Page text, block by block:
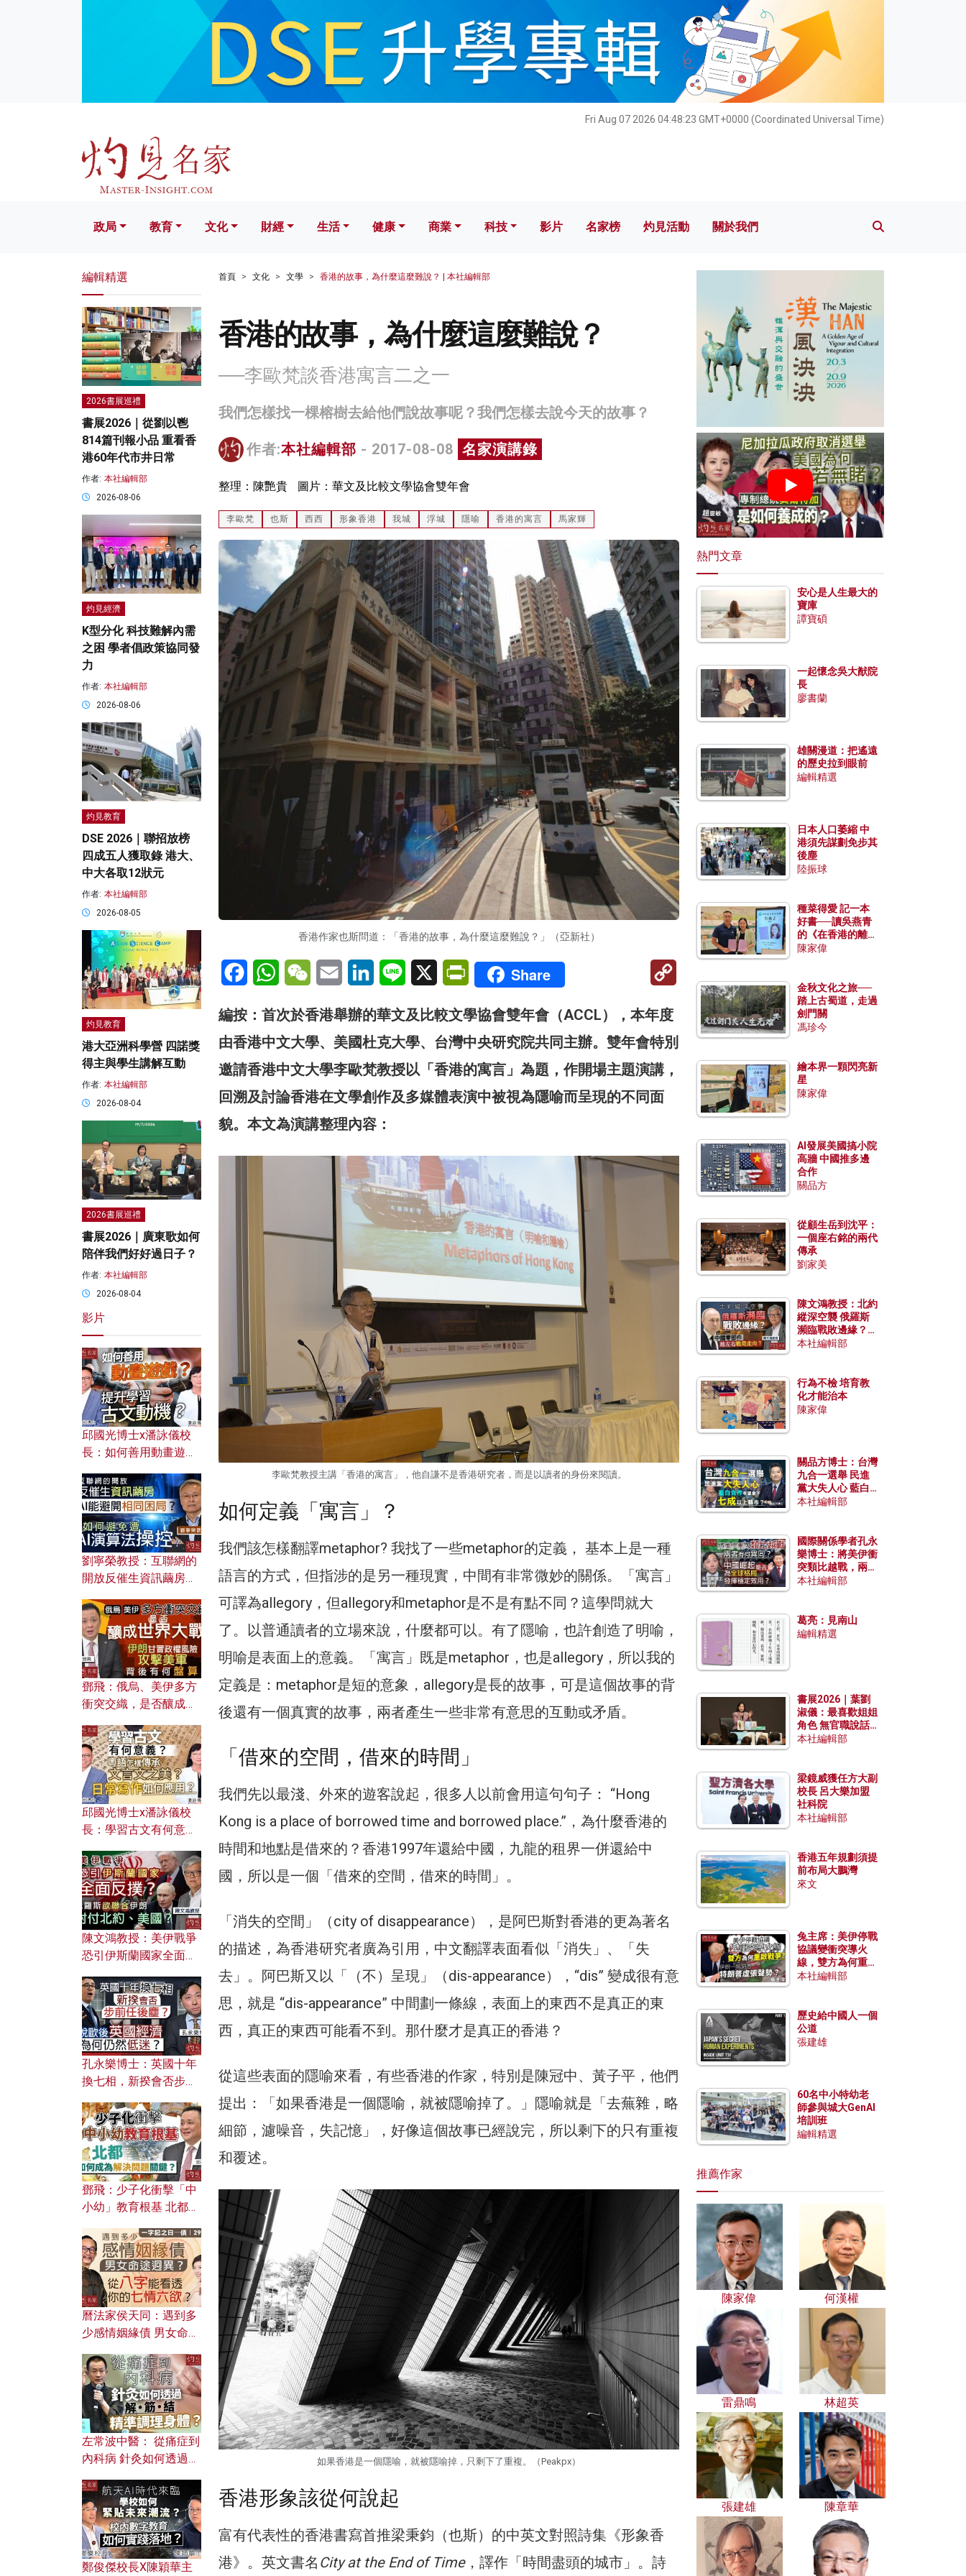
Fri Aug 07 2026 04:48:25 GMT+0000 (Coordinated Universal Time)
文化 財經 生活 健康 科技 影片 名家榜 灼見活動 關於我們
政局 教育 文化 財經 生活 健康 商業 科技 影片 名家榜 灼見活動 關於我們
首頁 文化 文學 香港的故事，為什麼這麼難說？ | 本社編輯部
香港的故事，為什麼這麼難說？
──李歐梵談香港寓言二之一
我們怎樣找一棵榕樹去給他們說故事呢？我們怎樣去說今天的故事？
作者:本社編輯部 - 2017-08-08 名家演講錄
整理：陳艷貴 圖片：華文及比較文學協會雙年會
李歐梵 也斯 西西 形象香港 我城 浮城 隱喻 香港的寓言 馬家輝
香港作家也斯問道：「香港的故事，為什麼這麼難說？」（亞新社）
FacebookWhatsAppWeChatEmail LinkedInLine X PrintFriendly
Share
編按：首次於香港舉辦的華文及比較文學協會雙年會（ACCL），本年度
由香港中文大學、美國杜克大學、台灣中央研究院共同主辦。雙年會特別
邀請香港中文大學李歐梵教授以「香港的寓言」為題，作開場主題演講，
回溯及討論香港在文學創作及多媒體表演中被視為隱喻而呈現的不同面
貌。本文為演講整理內容：
李歐梵教授主講「香港的寓言」，他自謙不是香港研究者，而是以讀者的身份來閱讀。
如何定義「寓言」？
我們該怎樣翻譯metaphor? 我找了一些metaphor的定義， 基本上是一種
語言的方式，但指涉的是另一種現實，中間有非常微妙的關係。「寓言」
可譯為allegory，但allegory和metaphor是不是有點不同？這學問就大
了。以普通讀者的立場來說，什麼都可以。有了隱喻，也許創造了明喻，
明喻是表面上的意義。「寓言」既是metaphor，也是allegory，所以我的
定義是：metaphor是短的意象，allegory是長的故事，可是這個故事的背
後還有一個真實的故事，兩者產生一些非常有意思的互動或矛盾。
「借來的空間，借來的時間」
我們先以最淺、外來的遊客說起，很多人以前會用這句句子： “Hong
Kong is a place of borrowed time and borrowed place.”，為什麼香港的
時間和地點是借來的？香港1997年還給中國，九龍的租界一併還給中
國，所以是一個「借來的空間，借來的時間」。
「消失的空間」（city of disappearance），是阿巴斯對香港的更為著名
的描述，為香港研究者廣為引用，中文翻譯表面看似「消失」、「失
去」。阿巴斯又以「（不）呈現」（dis-appearance），“dis” 變成很有意
思，就是 “dis-appearance” 中間劃一條線，表面上的東西不是真正的東
西，真正的東西可能看不到。那什麼才是真正的香港？
從這些表面的隱喻來看，有些香港的作家，特別是陳冠中、黃子平，他們
提出：「如果香港是一個隱喻，就被隱喻掉了。」隱喻就是「去蕪雜，略
細節，濾噪音，失記憶」，好像這個故事已經說完，所以剩下的只有重複
和覆述。
如果香港是一個隱喻，就被隱喻掉，只剩下了重複。（Peakpx）
香港形象該從何說起
富有代表性的香港書寫首推梁秉鈞（也斯）的中英文對照詩集《形象香
港》。英文書名 City at the End of Time，譯作「時間盡頭的城市」。詩
編輯精選
2026書展巡禮
書展2026｜從劉以鬯
814篇刊報小品 重看香
港60年代市井日常
作者: 本社編輯部
2026-08-06
灼見經濟
K型分化 科技難解內需
之困 學者倡政策協同發
力
作者: 本社編輯部
2026-08-06
灼見教育
DSE 2026｜聯招放榜
四成五人獲取錄 港大、
中大各取12狀元
作者: 本社編輯部
2026-08-05
灼見教育
港大亞洲科學營 四諾獎
得主與學生講解互動
作者: 本社編輯部
2026-08-04
2026書展巡禮
書展2026｜廣東歌如何
陪伴我們好好過日子？
作者: 本社編輯部
2026-08-04
影片
邱國光博士x潘詠儀校
長：如何善用動畫遊戲
劉寧榮教授：互聯網的
開放反催生資訊繭房，
何避免遭AI演算法操
控？
鄧飛：俄烏、美伊多方
衝突交織，是否釀成世
風險攻擊美軍，背後有
何盤算？
邱國光博士x潘詠儀校
長：學習古文有何意
文之美？ 日常寫作如何
應用？
陳文鴻教授：美伊戰爭
恐引伊斯蘭國家全面反
對付北約美國？
孔永樂博士：英國十年
換七相，新揆會否步前
濟為何仍然低迷？
鄧飛：少子化衝擊「中
小幼」教育根基 北都如
曆法家侯天同：遇到多
少感情姻緣債 男女命途
的七情六欲？
左常波中醫： 從痛症到
內科病 針灸如何透過解
鄭俊傑校長X陳穎華主
熱門文章
安心是人生最大的
寶庫
譚寶碩
一起懷念吳大猷院
長
廖書蘭
雄關漫道：把遙遠
的歷史拉到眼前
編輯精選
日本人口萎縮 中
港須先謀劃免步其
後塵
陸振球
種菜得愛 記一本
好書──讀吳燕青
的《在香港的離島
種菜》
陳家偉
金秋文化之旅──
踏上古蜀道，走過
劍門關
馮珍今
繪本界一顆閃亮新
星
陳家偉
AI發展美國搞小院
高牆 中國推多邊
合作
關品方
從顧生岳到沈平：
一個座右銘的兩代
傳承
劉家美
陳文鴻教授：北約
縱深空襲 俄羅斯
瀕臨戰敗邊緣？中
國零部件能左右戰
本社編輯部
行為不檢 培育教
化才能治本
陳家偉
關品方博士：台灣
九合一選舉 民進
黨大失人心 藍白
合作有望拿下七成
本社編輯部
國際關係學者孔永
樂博士：將美伊衝
突類比越戰，兩者
有何異同？中國崛
本社編輯部
葛亮：見南山
編輯精選
書展2026｜葉劉
淑儀：最喜歡姐姐
角色 無官職說話
包袱少
本社編輯部
梁鏡威獲任方大副
校長 呂大樂加盟
社科院
本社編輯部
香港五年規劃須提
前布局大鵬灣
來文
兔主席：美伊停戰
協議變衝突導火
線，雙方為何重啟
戰爭？伊朗一早洞
本社編輯部
歷史給中國人一個
公道
張建雄
60名中小特幼老
師參與城大GenAI
培訓班
編輯精選
推薦作家
陳家偉 何漢權
雷鼎鳴 林超英
張建雄 陳章華